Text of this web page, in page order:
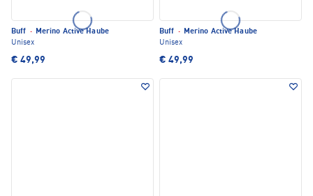
Buff · Merino Active Haube
Unisex
€ 49,99
Buff · Merino Active Haube
Unisex
€ 49,99